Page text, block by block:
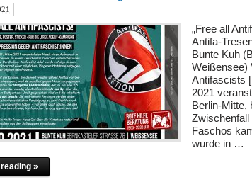
„Free all
Antifa-
Bunte Kuh
Weißensee)
Antifascists
2021
Berlin-Mitte,
Faschos
wurde in …
»